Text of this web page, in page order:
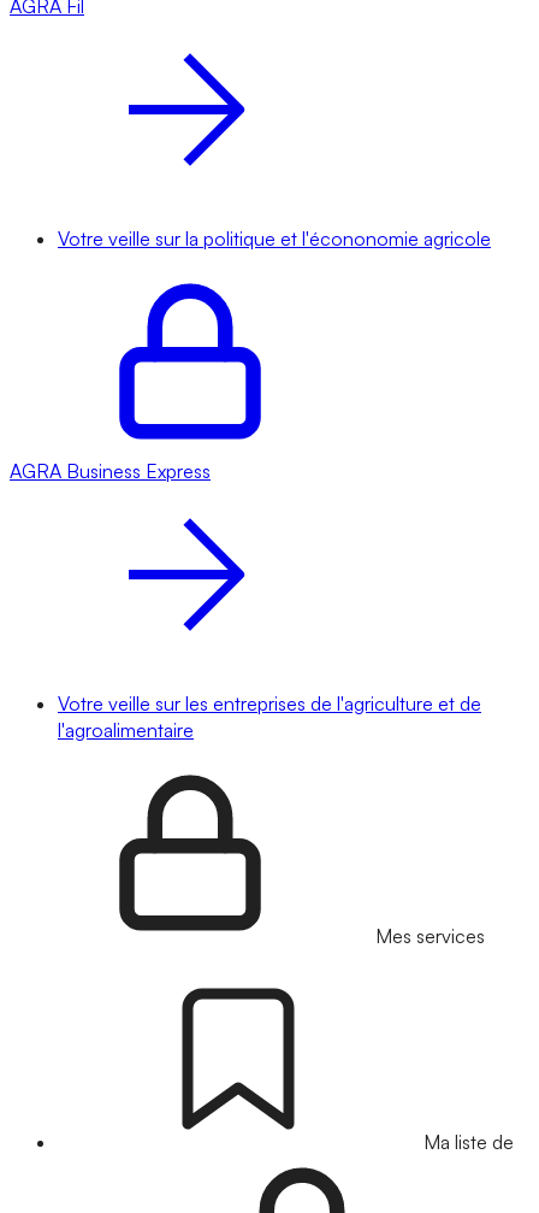
AGRA Fil
Votre veille sur la politique et l'écononomie agricole
AGRA Business Express
Votre veille sur les entreprises de l'agriculture et de
l'agroalimentaire
Mes services
Ma liste de